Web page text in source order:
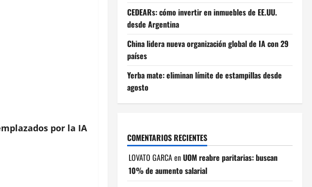
por la IA
CEDEARs: cómo invertir en inmuebles de EE.UU.
desde Argentina
China lidera nueva organización global de IA con 29
países
Yerba mate: eliminan límite de estampillas desde
agosto
COMENTARIOS RECIENTES
LOVATO GARCAenUOM reabre paritarias: buscan
10% de aumento salarial